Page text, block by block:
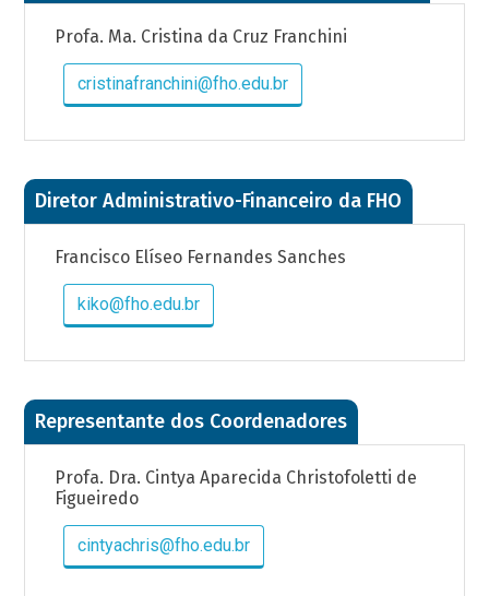
Profa. Ma. Cristina da Cruz Franchini
cristinafranchini@fho.edu.br
Diretor Administrativo-Financeiro da FHO
Francisco Elíseo Fernandes Sanches
kiko@fho.edu.br
Representante dos Coordenadores
Profa. Dra. Cintya Aparecida Christofoletti de
Figueiredo
cintyachris@fho.edu.br